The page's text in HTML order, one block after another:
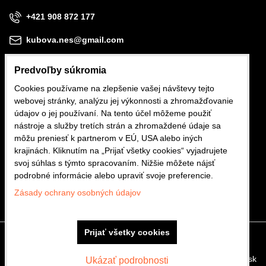
Filtrovať produkty
+421 908 872 177
kubova.nes@gmail.com
Obchodné podmienky
Reklamačné podmienky
Ochrana osobných údajov
Zásady ochrany osobných údajov
Vytvorené pomocou: BiznisWeb.sk
Predvoľby súkromia
Cookies používame na zlepšenie vašej návštevy tejto
webovej stránky, analýzu jej výkonnosti a zhromažďovanie
údajov o jej používaní. Na tento účel môžeme použiť
nástroje a služby tretích strán a zhromaždené údaje sa
môžu preniesť k partnerom v EÚ, USA alebo iných
krajinách. Kliknutím na „Prijať všetky cookies“ vyjadrujete
svoj súhlas s týmto spracovaním. Nižšie môžete nájsť
podrobné informácie alebo upraviť svoje preferencie.
Zásady ochrany osobných údajov
Ukázať podrobnosti
Prijať všetky cookies